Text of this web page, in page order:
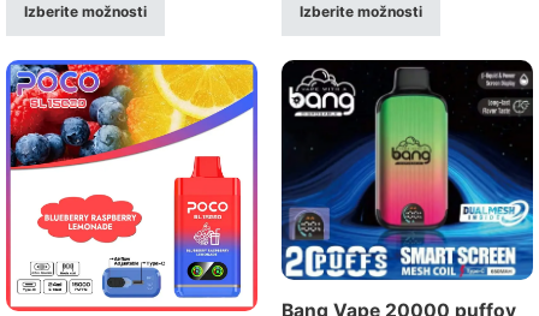
Izberite možnosti Izberite možnosti
Bang Vape 20000 puffov